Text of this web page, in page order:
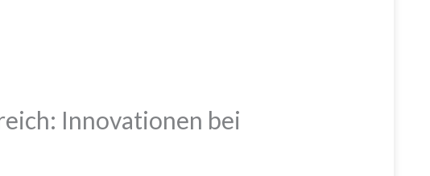
Innovationen bei